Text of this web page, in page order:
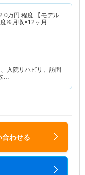
ョンを心掛け、「地域
える病院」を目標に
万円 程度 【モデル
※月収×12ヶ月
入院リハビリ、訪問
数…
合わせる